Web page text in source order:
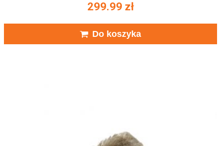
299.99 zł
Do koszyka